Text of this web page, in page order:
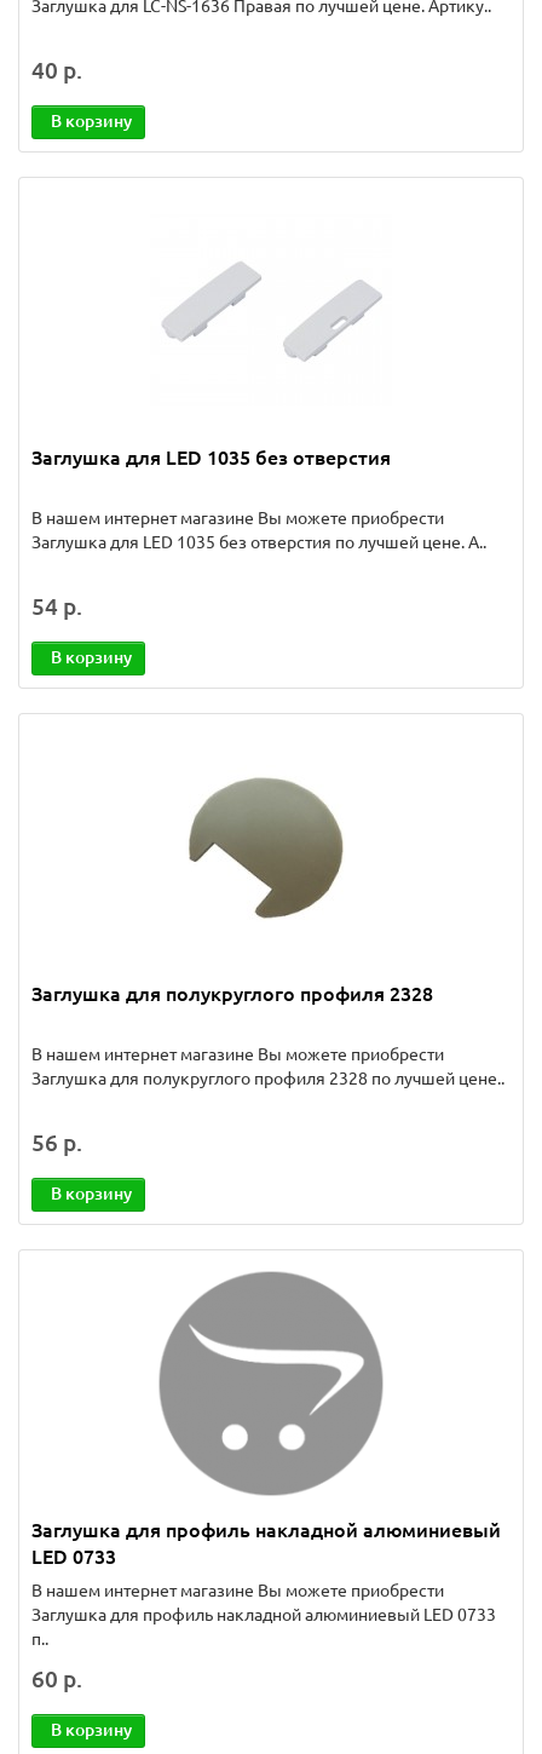
Заглушка для LC-NS-1636 Правая по лучшей цене. Артику..
40 р.
В корзину
Заглушка для LED 1035 без отверстия
В нашем интернет магазине Вы можете приобрести
Заглушка для LED 1035 без отверстия по лучшей цене. А..
54 р.
В корзину
Заглушка для полукруглого профиля 2328
В нашем интернет магазине Вы можете приобрести
Заглушка для полукруглого профиля 2328 по лучшей цене..
56 р.
В корзину
Заглушка для профиль накладной алюминиевый
LED 0733
В нашем интернет магазине Вы можете приобрести
Заглушка для профиль накладной алюминиевый LED 0733
п..
60 р.
В корзину